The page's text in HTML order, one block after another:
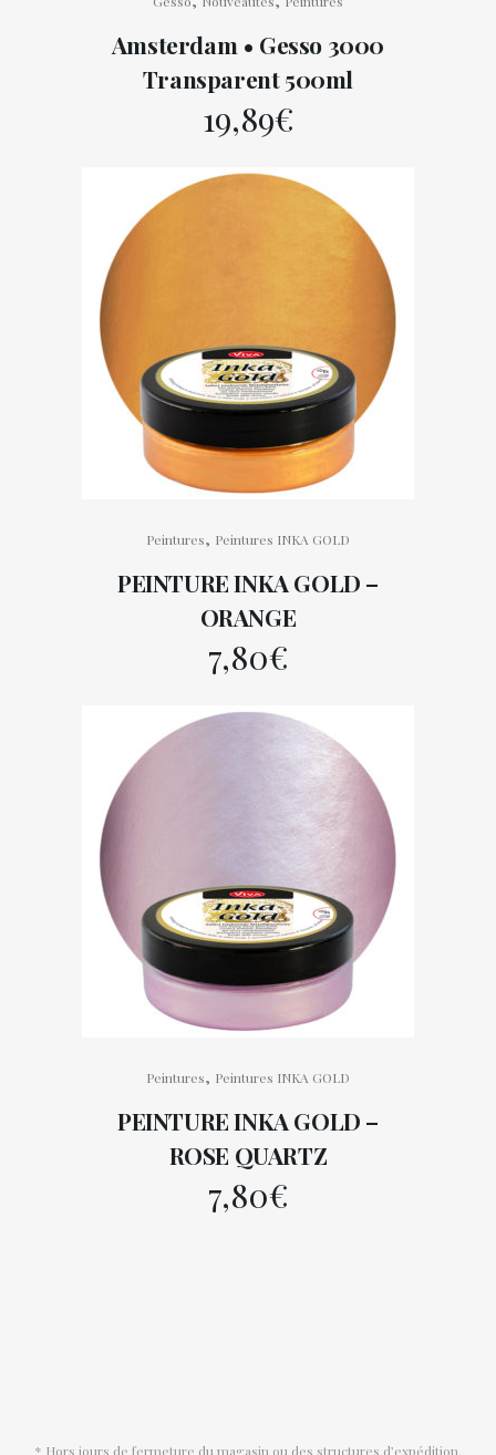
Amsterdam • Gesso 3000
Transparent 500ml
19,89€
Peintures, Peintures INKA GOLD
PEINTURE INKA GOLD –
ORANGE
7,80€
Peintures, Peintures INKA GOLD
PEINTURE INKA GOLD –
ROSE QUARTZ
7,80€
* Hors jours de fermeture du magasin ou des structures d’expédition.